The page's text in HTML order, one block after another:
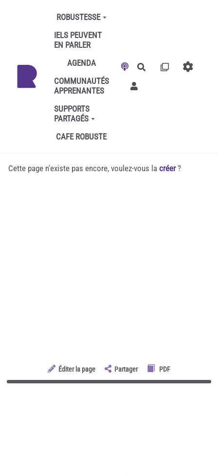
Aller au contenu principal
ROBUSTESSE
IELS PEUVENT
EN PARLER
AGENDA
COMMUNAUTÉS
APPRENANTES
SUPPORTS
PARTAGÉS
CAFE ROBUSTE
Rechercher
Cette page n'existe pas encore, voulez-vous la créer?
Éditer la page Partager PDF